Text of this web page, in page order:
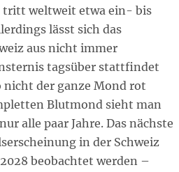
tritt weltweit etwa ein- bis
lässt sich das
aus nicht immer
tagsüber stattfindet
nicht der ganze Mond rot
Blutmond sieht man
alle paar Jahre. Das nächste
in der Schweiz
beobachtet werden –